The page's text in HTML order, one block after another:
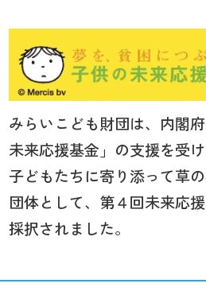
みらいこども財団は、内閣
未来応援基金」の支援を受け
子どもたちに寄り添って草
団体として、第４回未来応
採択されました。